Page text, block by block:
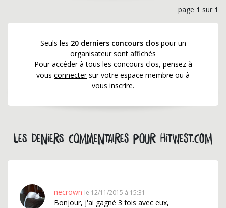
page 1 sur 1
Seuls les 20 derniers concours clospour un
organisateur sont affichés
Pour accéder à tous les concours clos, pensez à
vous connectersur votre espace membre ou à
vous inscrire.
Les deniers commentaires pour hitwest.com
necrown le 12/11/2015 à 15:31
Bonjour, j'ai gagné 3 fois avec eux,